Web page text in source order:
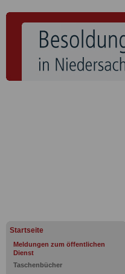
Startseite
Meldungen zum öffentlichen
Dienst
Taschenbücher